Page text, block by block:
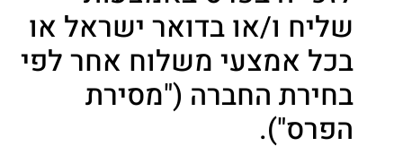
שליח ו/או בדואר ישראל או
בכל אמצעי משלוח אחר לפי
בחירת החברה ("מסירת
הפרס").